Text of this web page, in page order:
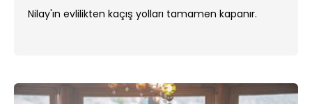
Nilay'ın evlilikten kaçış yolları tamamen kapanır.